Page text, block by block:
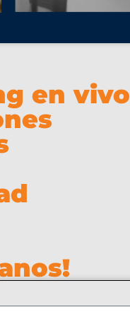
en vivo